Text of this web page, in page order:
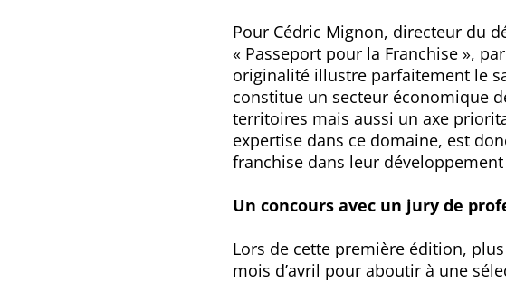
Pour Cédric Mignon, directeur du
« Passeport pour la Franchise »,
originalité illustre parfaitement le
constitue un secteur économique
territoires mais aussi un axe
expertise dans ce domaine, est
franchise dans leur
Un concours avec un jury de
Lors de cette première édition,
mois d’avril pour aboutir à une